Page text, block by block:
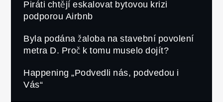
Piráti chtějí eskalovat bytovou krizi
podporou Airbnb
Byla podána žaloba na stavební povolení
metra D. Proč k tomu muselo dojít?
Happening „Podvedli nás, podvedou i
Vás“